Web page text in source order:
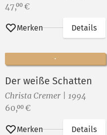
Preis:
47,00 €
Merken Details
Der weiße Schatten
Christa Cremer | 1994
Preis:
60,00 €
Merken Details